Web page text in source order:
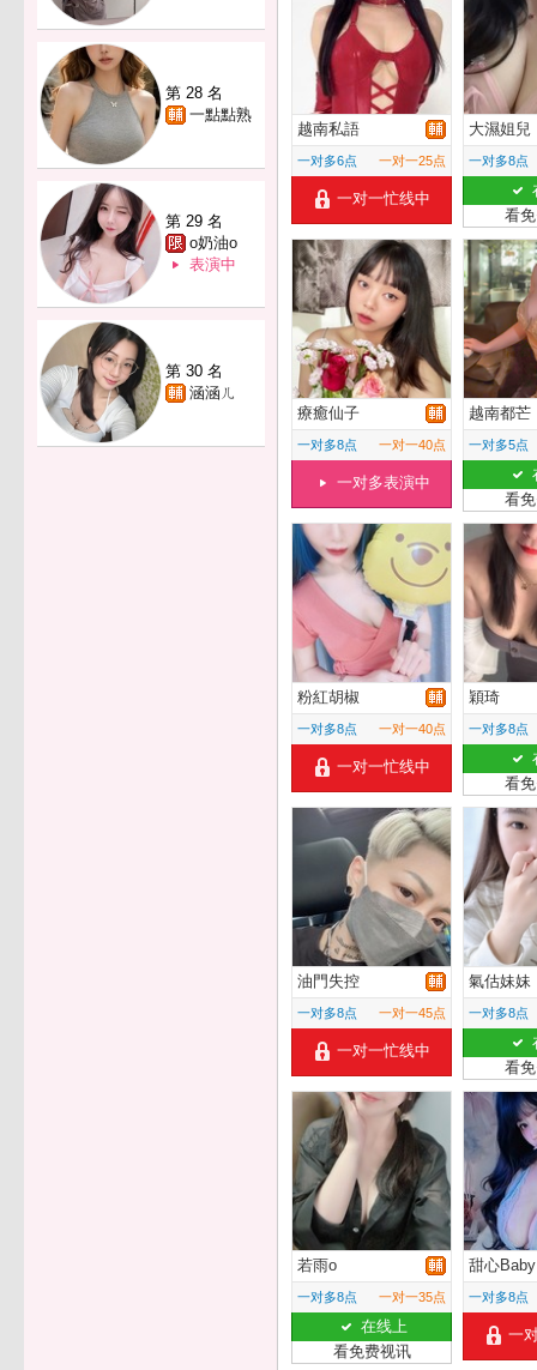
第 28 名
一點點熟
第 29 名
o奶油o
表演中
第 30 名
涵涵ㄦ
越南私語
一对多6点 一对一25点
一对一忙线中
大濕姐兒
一对多8点
看
療癒仙子
一对多8点 一对一40点
一对多表演中
越南都芒
一对多5点
看
粉紅胡椒
一对多8点 一对一40点
一对一忙线中
穎琦
一对多8点
看
油門失控
一对多8点 一对一45点
一对一忙线中
氣估妹妹
一对多8点
看
若雨o
一对多8点 一对一35点
在线上
看免费视讯
甜心Baby
一对多8点
一